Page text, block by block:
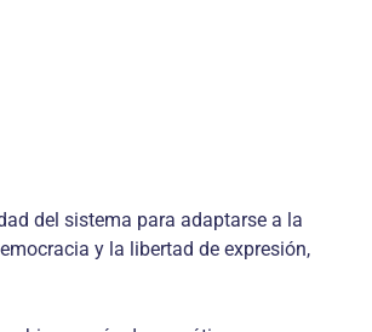
del sistema para adaptarse a la
y la libertad de expresión,